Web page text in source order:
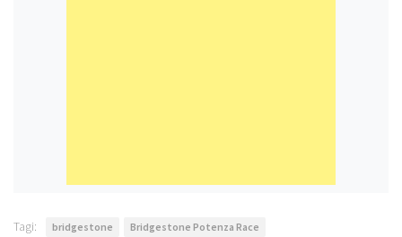
Tagi: bridgestone
Bridgestone Potenza Race